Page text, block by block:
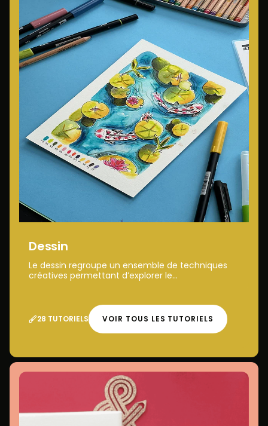
Dessin
Le dessin regroupe un ensemble de techniques
créatives permettant d’explorer le...
28 TUTORIELS VOIR TOUS LES TUTORIELS